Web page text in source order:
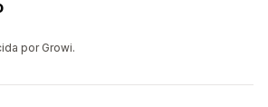
por Growi.